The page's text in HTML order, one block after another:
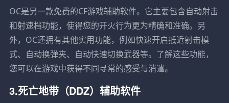
OC是另一款免费的CF游戏辅助软件。它主要包含自动射击
和射速档功能，使得您的开火行为更为精确和准确。另
外，OC还拥有其他实用功能，例如快速开启抵近射击模
式、自动换弹夹、自动快速切换武器等。了解这些功能，
您可以在游戏中获得不同寻常的感受与消遣。
3.死亡地带（DDZ）辅助软件